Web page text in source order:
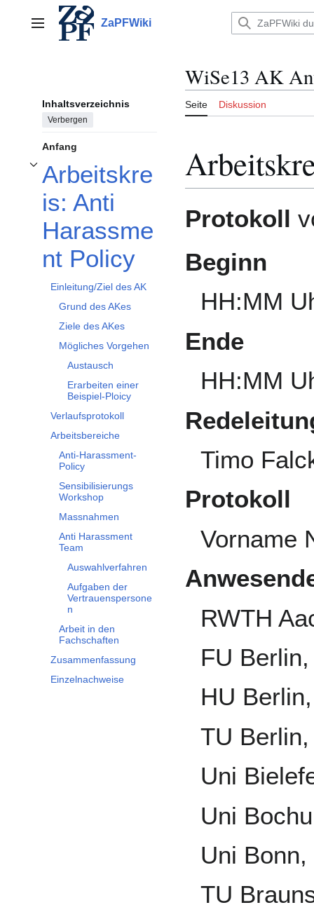
springenHauptmenü ZaPFWiki
Inhaltsverzeichnis
Verbergen
Anfang
Arbeitskre
is: Anti
Harassme
nt Policy
Unterabschnitt Arbeitskreis: Anti Harassment Policy umschalten
Einleitung/Ziel des AK
Grund des AKes
Ziele des AKes
Mögliches Vorgehen
Austausch
Erarbeiten einer
Beispiel-Ploicy
Verlaufsprotokoll
Arbeitsbereiche
Anti-Harassment-
Policy
Sensibilisierungs
Workshop
Massnahmen
Anti Harassment
Team
Auswahlverfahren
Aufgaben der
Vertrauenspersone
n
Arbeit in den
Fachschaften
Zusammenfassung
Einzelnachweise
WiSe13 AK
Seite Diskussion
Protokoll
Beginn
HH:MM
Ende
HH:MM
Timo
Protokoll
Vorname
RWTH
FU Berlin,
HU Berlin,
TU Berlin,
Uni
Uni
Uni Bonn,
TU